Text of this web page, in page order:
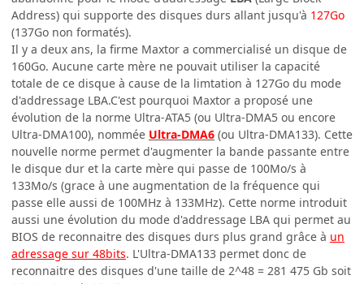
Address) qui supporte des disques durs allant jusqu'à 127Go
(137Go non formatés).
Il y a deux ans, la firme Maxtor a commercialisé un disque de
160Go. Aucune carte mère ne pouvait utiliser la capacité
totale de ce disque à cause de la limtation à 127Go du mode
d'addressage LBA.C'est pourquoi Maxtor a proposé une
évolution de la norme Ultra-ATA5 (ou Ultra-DMA5 ou encore
Ultra-DMA100), nommée Ultra-DMA6 (ou Ultra-DMA133). Cette
nouvelle norme permet d'augmenter la bande passante entre
le disque dur et la carte mère qui passe de 100Mo/s à
133Mo/s (grace à une augmentation de la fréquence qui
passe elle aussi de 100MHz à 133MHz). Cette norme introduit
aussi une évolution du mode d'addressage LBA qui permet au
BIOS de reconnaitre des disques durs plus grand grâce à un
adressage sur 48bits. L'Ultra-DMA133 permet donc de
reconnaitre des disques d'une taille de 2^48 = 281 475 Gb soit